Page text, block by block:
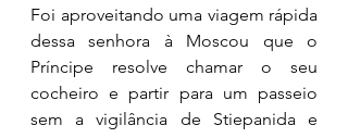
Foi aproveitando uma viagem rápida
dessa senhora à Moscou que o
Príncipe resolve chamar o seu
cocheiro e partir para um passeio
sem a vigilância de Stiepanida e